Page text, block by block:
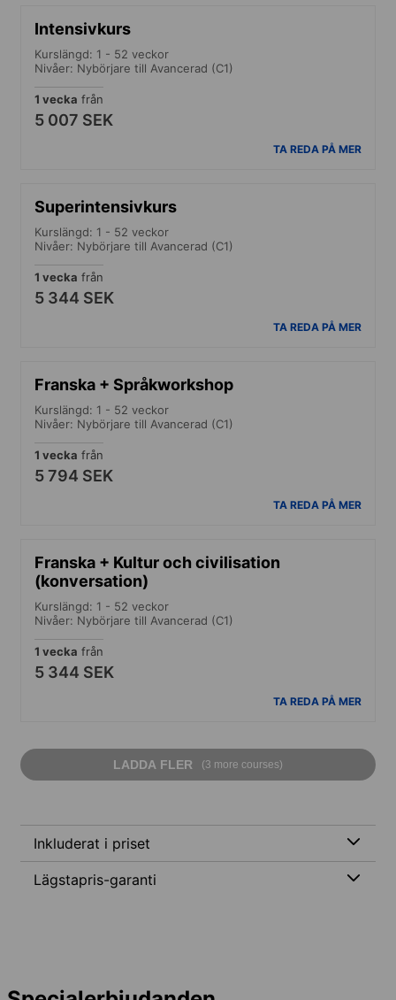
Intensivkurs
Kurslängd: 1 - 52 veckor
Nivåer: Nybörjare till Avancerad (C1)
1 vecka från
5 007 SEK
TA REDA PÅ MER
Superintensivkurs
Kurslängd: 1 - 52 veckor
Nivåer: Nybörjare till Avancerad (C1)
1 vecka från
5 344 SEK
TA REDA PÅ MER
Franska + Språkworkshop
Kurslängd: 1 - 52 veckor
Nivåer: Nybörjare till Avancerad (C1)
1 vecka från
5 794 SEK
TA REDA PÅ MER
Franska + Kultur och civilisation
(konversation)
Kurslängd: 1 - 52 veckor
Nivåer: Nybörjare till Avancerad (C1)
1 vecka från
5 344 SEK
TA REDA PÅ MER
LADDA FLER (3 more courses)
Inkluderat i priset
Lägstapris-garanti